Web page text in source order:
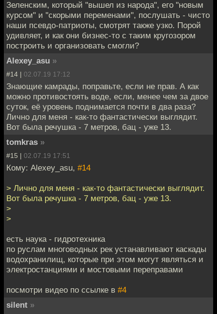
Зеленским, который "вышел из народа", его "новым
курсом" и "скорыми переменами", послушать - чисто
наши псевдо-патриоты, смотрят также узко. Порой
удивляет, и как они бизнес-то с таким кругозором
построить и организовать смогли?
Alexey_asu »
#14 | 02.07.19 17:12
Знающие камрады, поправьте, если не прав. А как
можно противостоять воде, если, менее чем за двое
суток, её уровень поднимается почти в два раза?
Лично для меня - как-то фантастически выглядит.
Вот была речушка - 7 метров, бац - уже 13.
tomkras »
#15 | 02.07.19 17:51
Кому: Alexey_asu, #14
> Лично для меня - как-то фантастически выглядит.
Вот была речушка - 7 метров, бац - уже 13.
>
>
есть наука - гидротехника
по руслам многоводных рек устанавливают каскады
водохранилищ, которые при этом могут являться и
электростанциями и мостовыми переправами
посмотри видео по ссылке в #4
silent »